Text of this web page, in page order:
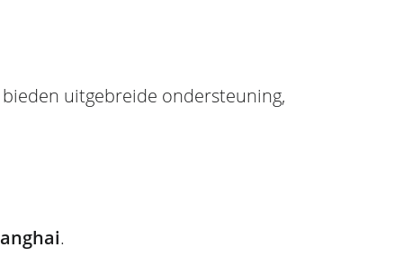
bieden uitgebreide ondersteuning,
.